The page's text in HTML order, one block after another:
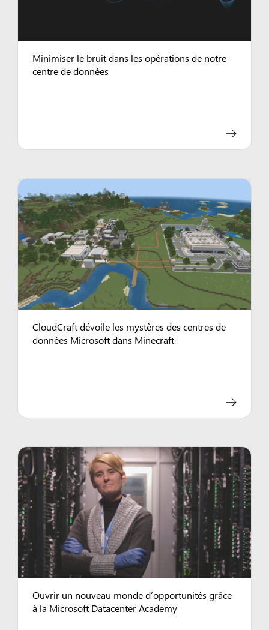
Minimiser le bruit dans les opérations de notre
centre de données
CloudCraft dévoile les mystères des centres de
données Microsoft dans Minecraft
Ouvrir un nouveau monde d’opportunités grâce
à la Microsoft Datacenter Academy